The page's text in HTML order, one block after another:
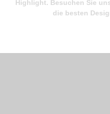
Highlight. Besuchen Sie
die besten